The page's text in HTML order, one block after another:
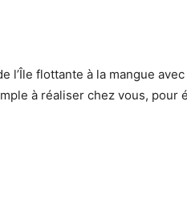
l’Île flottante à la mangue
à réaliser chez vous, pour